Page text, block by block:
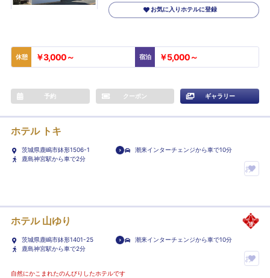
お気に入りホテルに登録
休憩 ￥3,000～ 宿泊 ￥5,000～
予約 クーポン ギャラリー
ホテル トキ
茨城県鹿嶋市鉢形1506-1
潮来インターチェンジから車で10分
鹿島神宮駅から車で2分
お
入
り
テ
ル
ホテル 山ゆり
茨城県鹿嶋市鉢形1401-25
潮来インターチェンジから車で10分
鹿島神宮駅から車で2分
お
自然にかこまれたのんびりしたホテルです